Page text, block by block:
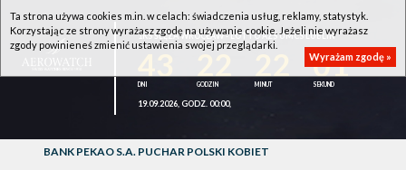
1KS ŚLĘZA WROCŁAW - LOTTO AZS UMCS LUBLIN
01
19.09.2026, GODZ. 00:00,
BANK PEKAO S.A. PUCHAR POLSKI KOBIET
Ta strona używa cookies m.in. w celach: świadczenia usług, reklamy, statystyk.
Korzystając ze strony wyrażasz zgodę na używanie cookie. Jeżeli nie wyrażasz
zgody powinieneś zmienić ustawienia swojej przeglądarki.
Wyrażam zgodę »